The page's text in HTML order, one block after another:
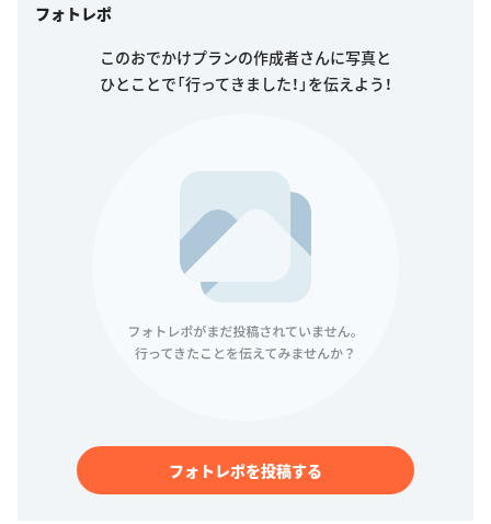
フォトレポ
このおでかけプランの作成者さんに写真と
ひとことで「行ってきました！」を伝えよう！
フォトレポを投稿する